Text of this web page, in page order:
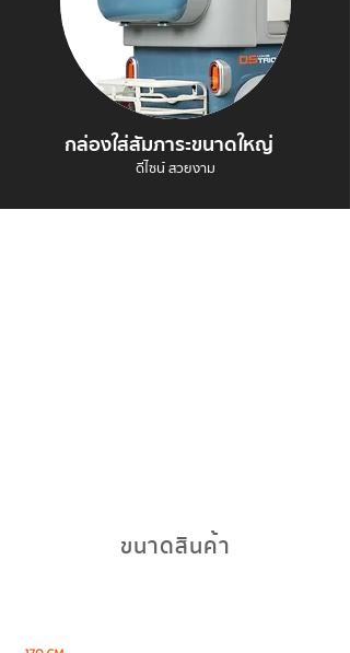
กล่องใส่สัมภาระขนาดใหญ่
ดีไซน์ สวยงาม
ขนาดสินค้า